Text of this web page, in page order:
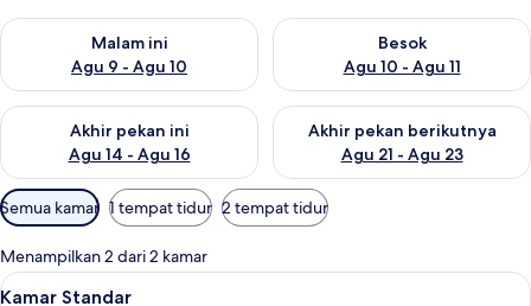
Malam ini
Agu 9 - Agu 10
Periksa ketersediaan untuk malam ini Agu 9 - Agu 10
Besok
Agu 10 - Agu 11
Periksa ketersediaan untuk
Akhir pekan ini
Agu 14 - Agu 16
Periksa ketersediaan untuk akhir pekan ini Agu 14 - Agu 16
Akhir pekan berikutnya
Agu 21 - Agu 23
Periksa ketersediaan untuk
Filter
tersedia
untuk
kamar
Semua kamar 1 tempat tidur 2 tempat tidur
Menampilkan 2 dari 2 kamar
Lihat
Kamar Standar | Tempat tidur lipat/
7
Kamar Standar